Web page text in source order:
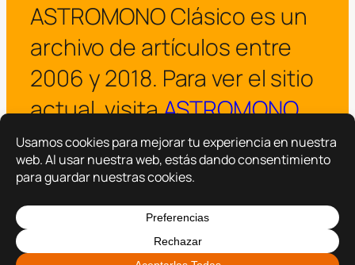
ASTROMONO Clásico es un
archivo de artículos entre
2006 y 2018. Para ver el sitio
actual, visitaASTROMONO.
¡Visitar ASTROMONO ya!
Copyright © 2025 –ASTROMONO Hazlo por familia.
Política de cookies